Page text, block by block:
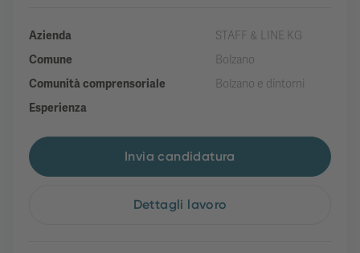
Azienda
STAFF & LINE KG
Comune
Bolzano
Comunità comprensoriale
Bolzano e dintorni
Esperienza
Invia candidatura
Dettagli lavoro